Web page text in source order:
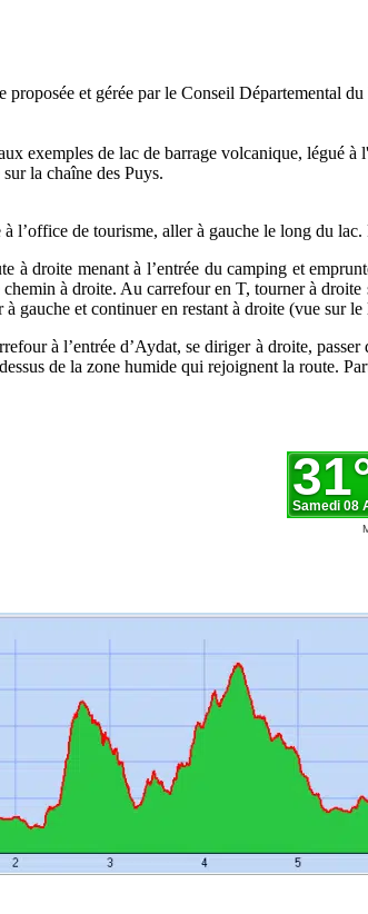
proposée et gérée par le Conseil Départemental
exemples de lac de barrage volcanique, légué
la chaîne des Puys.
à l’office de tourisme, aller à gauche le long du
à droite menant à l’entrée du camping et
à droite. Au carrefour en T, tourner à
gauche et continuer en restant à droite (vue sur
à l’entrée d’Aydat, se diriger à droite,
de la zone humide qui rejoignent la route.